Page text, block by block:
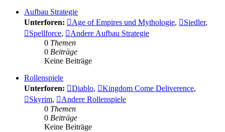
Aufbau Strategie
Unterforen:
Age of Empires und Mythologie, Siedler,
Spellforce,
Andere Aufbau Strategie
0 Themen
0 Beiträge
Keine Beiträge
Rollenspiele
Unterforen:
Diablo, Kingdom Come Deliverence,
Skyrim,
Andere Rollenspiele
0 Themen
0 Beiträge
Keine Beiträge